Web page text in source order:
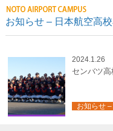
お知らせ – 日本航空高
2024.1.26
センバツ
お知らせ